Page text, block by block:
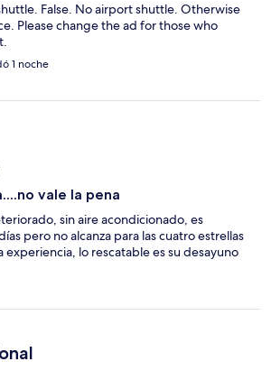
False. No airport shuttle. Otherwise
Please change the ad for those who
1 noche
vale la pena
sin aire acondicionado, es
pero no alcanza para las cuatro estrellas
lo rescatable es su desayuno